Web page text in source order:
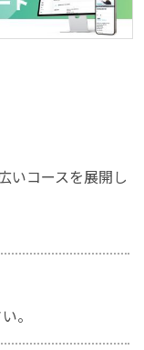
いコースを展開し
。